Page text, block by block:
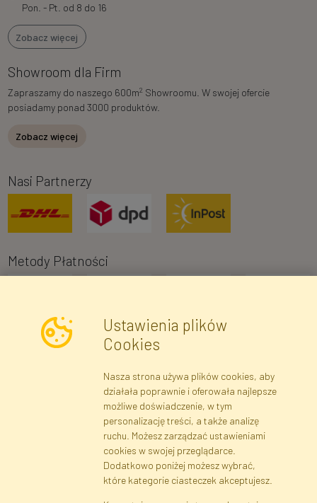
Pon. - Pt. od 8 do 16
Zobacz więcej
Showroom dla Firm
Zapraszamy do naszego 600m2 Showroomu. W swojej ofercie
posiadamy ponad 3000 produktów.
Zobacz więcej
Nasi Partnerzy
Metody Płatności
Zapisz się
Dane rejestrowe Regulamin
Polityka Prywatności
Pomoc
Mapa serwisu
Ustawienia plików
Cookies
Nasza strona używa plików cookies, aby
działała poprawnie i oferowała najlepsze
możliwe doświadczenie, w tym
personalizację treści, a także analizę
ruchu. Możesz zarządzać ustawieniami
cookies w swojej przeglądarce.
Dodatkowo poniżej możesz wybrać,
które kategorie ciasteczek akceptujesz.